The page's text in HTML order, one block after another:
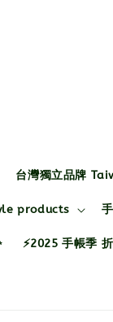
台灣獨立品牌
products
⚡2025 手帳季 折